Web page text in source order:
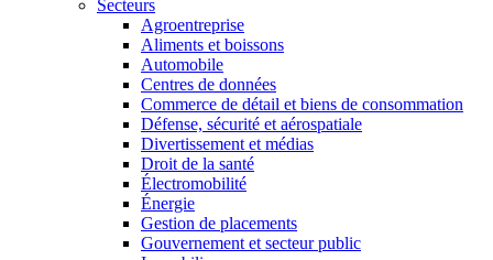
Secteurs
Agroentreprise
Aliments et boissons
Automobile
Centres de données
Commerce de détail et biens de consommation
Défense, sécurité et aérospatiale
Divertissement et médias
Droit de la santé
Électromobilité
Énergie
Gestion de placements
Gouvernement et secteur public